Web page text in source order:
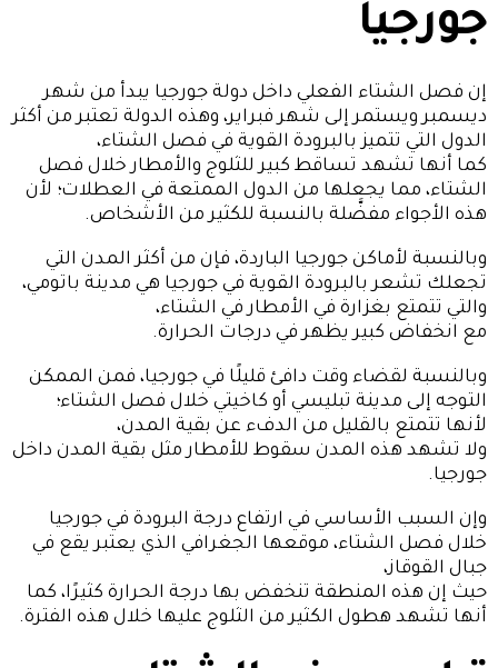
جورجيا
إن فصل الشتاء الفعلي داخل دولة جورجيا يبدأ من شهر
ديسمبر ويستمر إلى شهر فبراير، وهذه الدولة تعتبر من أكثر
الدول التي تتميز بالبرودة القوية في فصل الشتاء،
كما أنها تشهد تساقط كبير للثلوج والأمطار خلال فصل
الشتاء، مما يجعلها من الدول الممتعة في العطلات؛ لأن
هذه الأجواء مفضَّلة بالنسبة للكثير من الأشخاص.
وبالنسبة لأماكن جورجيا الباردة، فإن من أكثر المدن التي
تجعلك تشعر بالبرودة القوية في جورجيا هي مدينة باتومي،
والتي تتمتع بغزارة في الأمطار في الشتاء،
مع انخفاض كبير يظهر في درجات الحرارة.
وبالنسبة لقضاء وقت دافئ قليلًا في جورجيا، فمن الممكن
التوجه إلى مدينة تبليسي أو كاخيتي خلال فصل الشتاء؛
لأنها تتمتع بالقليل من الدفء عن بقية المدن،
ولا تشهد هذه المدن سقوط للأمطار مثل بقية المدن داخل
جورجيا.
وإن السبب الأساسي في ارتفاع درجة البرودة في جورجيا
خلال فصل الشتاء، موقعها الجغرافي الذي يعتبر يقع في
جبال القوقاز،
حيث إن هذه المنطقة تنخفض بها درجة الحرارة كثيرًا، كما
أنها تشهد هطول الكثير من الثلوج عليها خلال هذه الفترة.